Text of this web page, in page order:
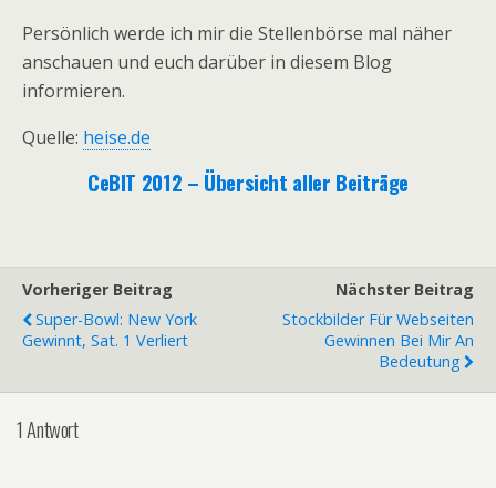
Persönlich werde ich mir die Stellenbörse mal näher
anschauen und euch darüber in diesem Blog
informieren.
Quelle: heise.de
CeBIT 2012 – Übersicht aller Beiträge
Vorheriger Beitrag
Super-Bowl: New York
Gewinnt, Sat. 1 Verliert
Nächster Beitrag
Stockbilder Für Webseiten
Gewinnen Bei Mir An
Bedeutung
1 Antwort